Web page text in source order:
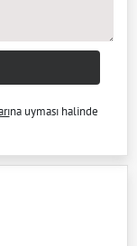
na uyması halinde